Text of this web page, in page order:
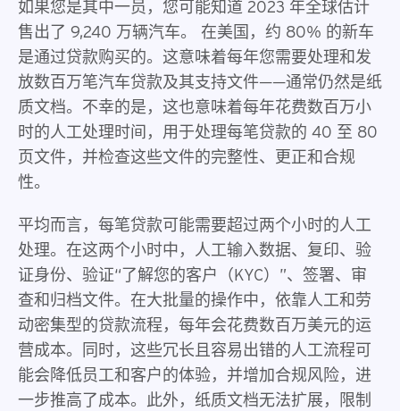
如果您是其中一员，您可能知道 2023 年全球估计
售出了 9,240 万辆汽车。 在美国，约 80% 的新车
是通过贷款购买的。这意味着每年您需要处理和发
放数百万笔汽车贷款及其支持文件——通常仍然是纸
质文档。不幸的是，这也意味着每年花费数百万小
时的人工处理时间，用于处理每笔贷款的 40 至 80
页文件，并检查这些文件的完整性、更正和合规
性。
平均而言，每笔贷款可能需要超过两个小时的人工
处理。在这两个小时中，人工输入数据、复印、验
证身份、验证“了解您的客户（KYC）”、签署、审
查和归档文件。在大批量的操作中，依靠人工和劳
动密集型的贷款流程，每年会花费数百万美元的运
营成本。同时，这些冗长且容易出错的人工流程可
能会降低员工和客户的体验，并增加合规风险，进
一步推高了成本。此外，纸质文档无法扩展，限制